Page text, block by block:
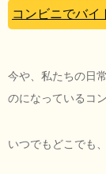
コンビニでバイ
今や、私たちの日
のになっているコ
いつでもどこでも